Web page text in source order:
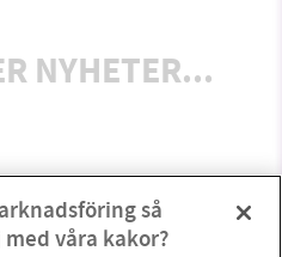
NYHETER...
så
våra kakor?